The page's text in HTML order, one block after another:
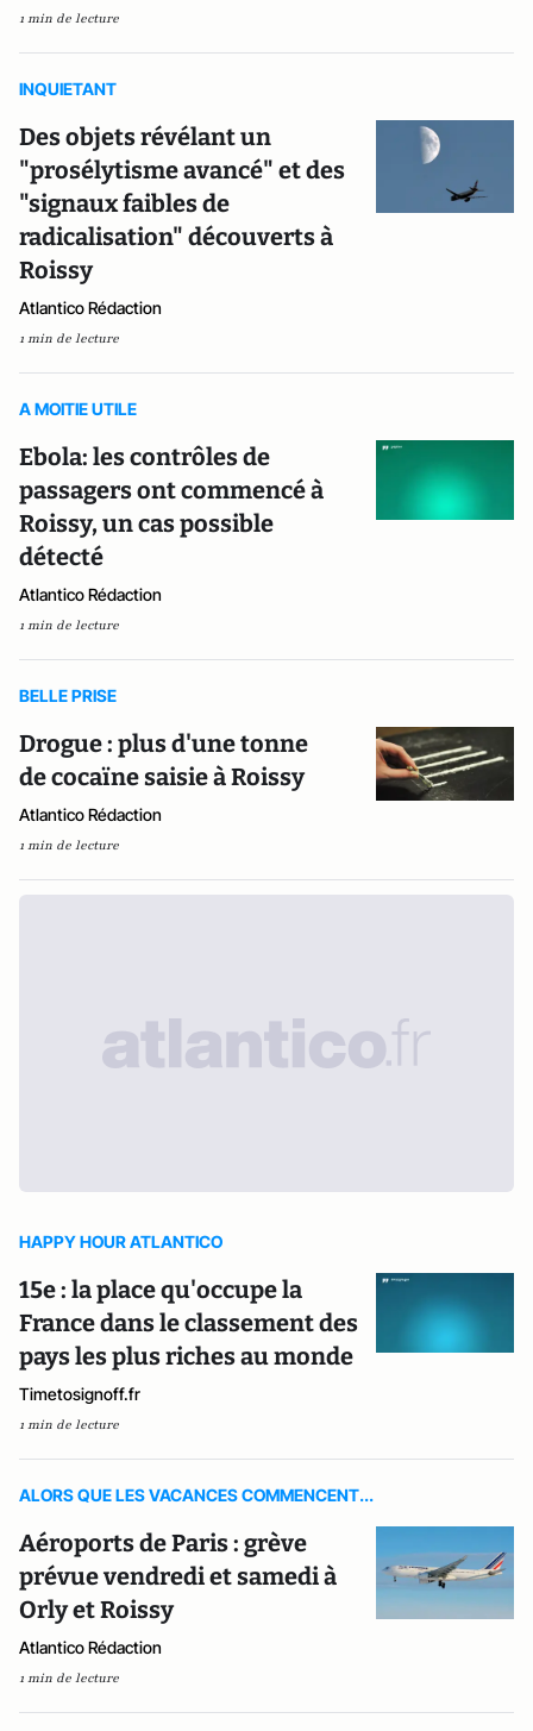
1 min de lecture
INQUIETANT
Des objets révélant un
"prosélytisme avancé" et des
"signaux faibles de
radicalisation" découverts à
Roissy
Atlantico Rédaction
1 min de lecture
A MOITIE UTILE
Ebola: les contrôles de
passagers ont commencé à
Roissy, un cas possible
détecté
Atlantico Rédaction
1 min de lecture
BELLE PRISE
Drogue : plus d'une tonne
de cocaïne saisie à Roissy
Atlantico Rédaction
1 min de lecture
HAPPY HOUR ATLANTICO
15e : la place qu'occupe la
France dans le classement des
pays les plus riches au monde
Timetosignoff.fr
1 min de lecture
ALORS QUE LES VACANCES COMMENCENT...
Aéroports de Paris : grève
prévue vendredi et samedi à
Orly et Roissy
Atlantico Rédaction
1 min de lecture